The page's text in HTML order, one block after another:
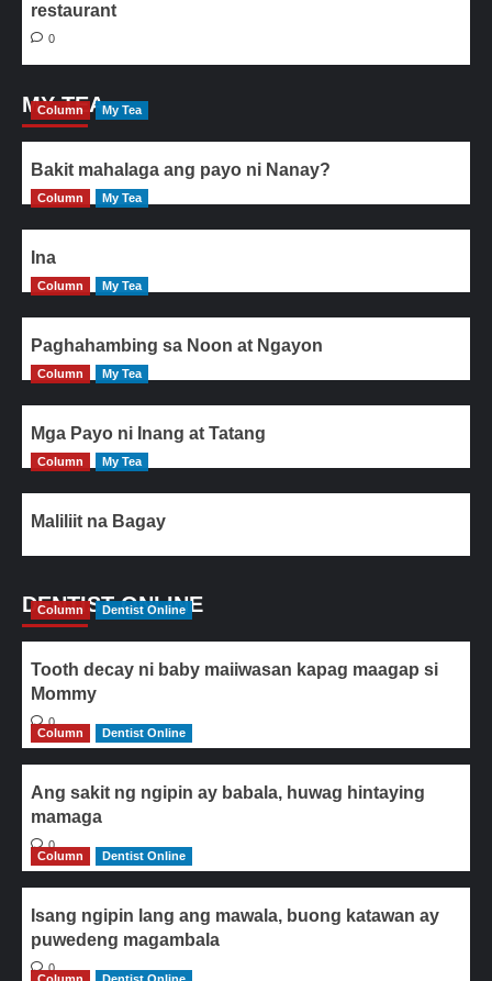
restaurant
0
MY TEA
Column My Tea
Bakit mahalaga ang payo ni Nanay?
Column My Tea
Ina
Column My Tea
Paghahambing sa Noon at Ngayon
Column My Tea
Mga Payo ni Inang at Tatang
Column My Tea
Maliliit na Bagay
DENTIST ONLINE
Column Dentist Online
Tooth decay ni baby maiiwasan kapag maagap si
Mommy
0
Column
Dentist Online
Ang sakit ng ngipin ay babala, huwag hintaying
mamaga
0
Column
Dentist Online
Isang ngipin lang ang mawala, buong katawan ay
puwedeng magambala
0